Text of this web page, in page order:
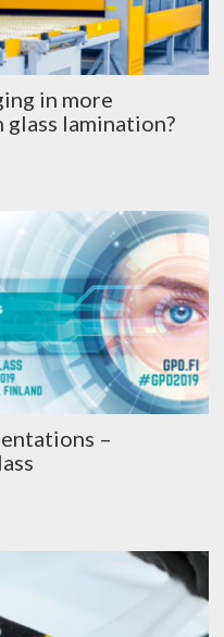
in more
lamination?
–